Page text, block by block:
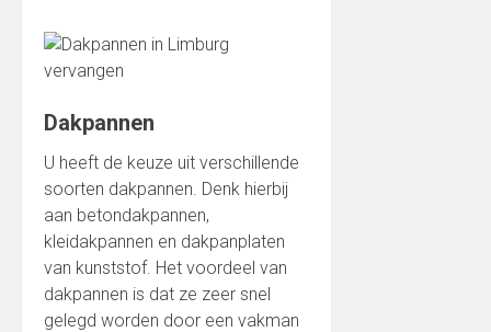
Dakpannen
U heeft de keuze uit verschillende
soorten dakpannen. Denk hierbij
aan betondakpannen,
kleidakpannen en dakpanplaten
van kunststof. Het voordeel van
dakpannen is dat ze zeer snel
gelegd worden door een vakman